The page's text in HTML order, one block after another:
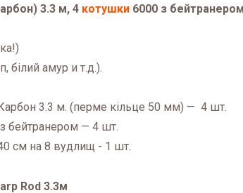
3.3 м, 4 котушки 6000 з
білий амур и т.д.).
3.3 м. (перме кільце 50 мм) — 4 шт.
бейтранером — 4 шт.
см на 8 вудлищ - 1 шт.
Rod 3.3м